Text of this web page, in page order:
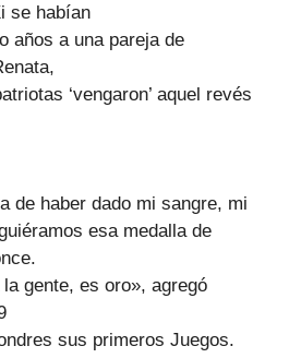
se habían
años a una pareja de
‘vengaron’ aquel revés
de haber dado mi sangre, mi
esa medalla de
gente, es oro», agregó
sus primeros Juegos.